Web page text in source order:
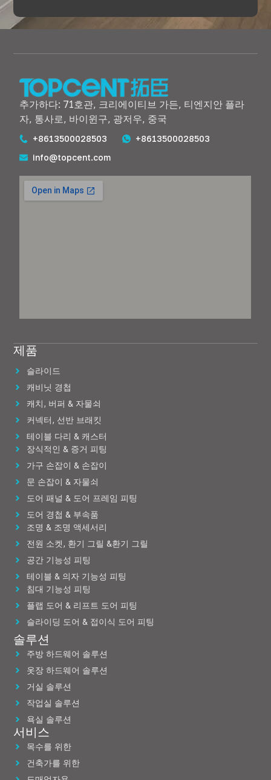
추가하다: 71호관, 크리에이티브 가든, 티엔지안 플라
자, 통사로, 바이윈구, 광저우, 중국
+8613500028503
+8613500028503
info@topcent.com
제품
슬라이드
캐비닛 경첩
캐치, 버퍼 & 자물쇠
커넥터, 선반 브래킷
테이블 다리 & 캐스터
장식적인 & 증거 피팅
가구 손잡이 & 손잡이
문 손잡이 & 자물쇠
도어 패널 & 도어 프레임 피팅
도어 경첩 & 부속품
조명 & 조명 액세서리
전원 소켓, 환기 그릴 &환기 그릴
공간 기능성 피팅
테이블 & 의자 기능성 피팅
침대 기능성 피팅
플랩 도어 & 리프트 도어 피팅
슬라이딩 도어 & 접이식 도어 피팅
솔루션
주방 하드웨어 솔루션
옷장 하드웨어 솔루션
거실 솔루션
작업실 솔루션
욕실 솔루션
서비스
목수를 위한
건축가를 위한